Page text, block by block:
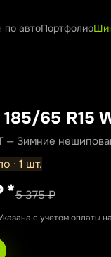
по автоПортфолио
65 R15
— Зимние
· 1 шт.
*5 375 ₽
с учетом оплаты